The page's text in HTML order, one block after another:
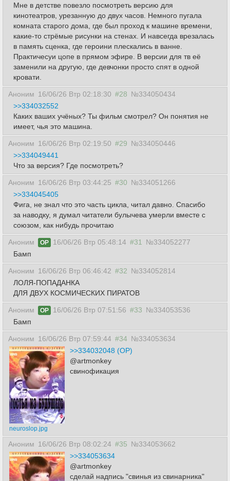
Мне в детстве повезло посмотреть версию для
кинотеатров, урезанную до двух часов. Немного пугала
комната старого дома, где был проход к машине времени,
какие-то стрёмые рисунки на стенах. И навсегда врезалась
в память сценка, где героини плескались в ванне.
Практичесуи цопе в прямом эфире. В версии для тв её
заменили на другую, где девчонки просто спят в одной
кровати.
Аноним 16/06/26 Втр 02:18:30 #28 №334050434
>>334032552
Каких ваших учёных? Ты фильм смотрел? Он понятия не
имеет, чья это машина.
Аноним 16/06/26 Втр 02:19:50 #29 №334050446
>>334049441
Что за версия? Где посмотреть?
Аноним 16/06/26 Втр 03:44:25 #30 №334051266
>>334045405
Фига, не знал что это часть цикла, читал давно. Спасибо
за наводку, я думал читатели булычева умерли вместе с
союзом, как нибудь прочитаю
Аноним OP 16/06/26 Втр 05:48:14 #31
№334052277
Бамп
Аноним 16/06/26 Втр 06:46:42 #32 №334052814
ЛОЛЯ-ПОПАДАНКА
ДЛЯ ДВУХ КОСМИЧЕСКИХ ПИРАТОВ
Аноним OP 16/06/26 Втр 07:51:56 #33 №334053536
Бамп
Аноним 16/06/26 Втр 07:59:44 #34 №334053634
neuroslop.jpg
>>334032048 (OP)
@artmonkey
свинофикация
Аноним 16/06/26 Втр 08:02:24 #35 №334053662
>>334053634
@artmonkey
сделай надпись "свинья из свинарника"